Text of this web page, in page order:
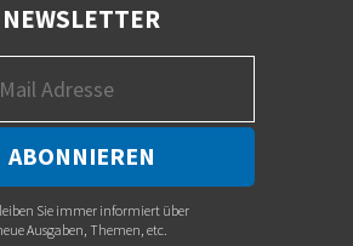
NEWSLETTER
Sie immer informiert über
Ausgaben, Themen, etc.